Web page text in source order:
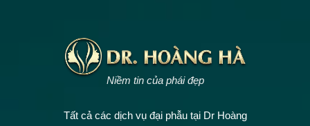
Niềm tin của phái đẹp
Tất cả các dịch vụ đại phẫu tại Dr Hoàng